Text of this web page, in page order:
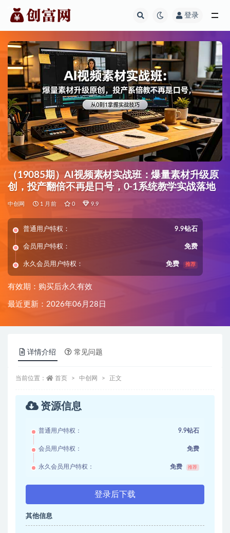
登录
（19085期）AI视频素材实战班：爆量素材升级原
创，投产翻倍不再是口号，0-1系统教学实战落地
中创网 1 月前 0 9.9
普通用户特权： 9.9钻石
会员用户特权： 免费
永久会员用户特权： 免费 推荐
有效期：购买后永久有效
最近更新：2026年06月28日
详情介绍 常见问题
当前位置： 首页 中创网 正文
资源信息
普通用户特权： 9.9钻石
会员用户特权： 免费
永久会员用户特权： 免费 推荐
登录后下载
其他信息